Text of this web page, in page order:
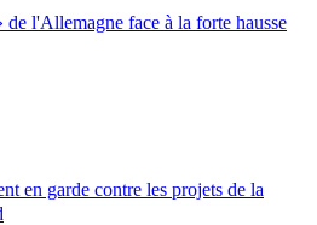
de l'Allemagne face à la forte hausse
en garde contre les projets de la